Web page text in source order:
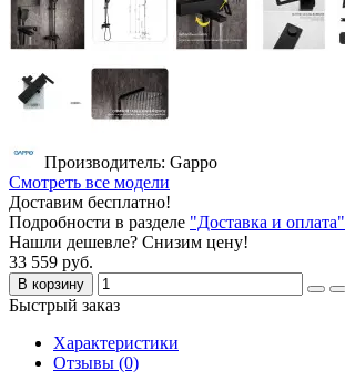
Производитель: Gappo
Смотреть все модели
Доставим бесплатно!
Подробности в разделе "Доставка и оплата"
Нашли дешевле? Снизим цену!
33 559 руб.
В корзину
Быстрый заказ
Характеристики
Отзывы (0)